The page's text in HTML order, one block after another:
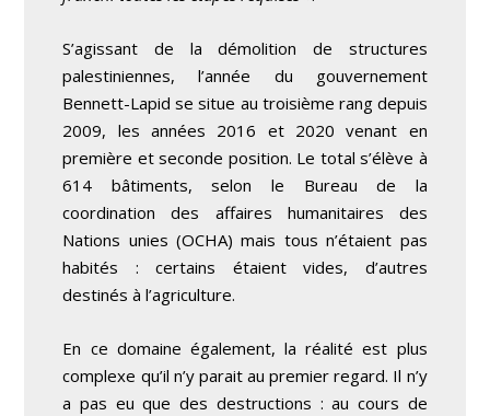
S’agissant de la démolition de structures
palestiniennes, l’année du gouvernement
Bennett-Lapid se situe au troisième rang depuis
2009, les années 2016 et 2020 venant en
première et seconde position. Le total s’élève à
614 bâtiments, selon le Bureau de la
coordination des affaires humanitaires des
Nations unies (OCHA) mais tous n’étaient pas
habités : certains étaient vides, d’autres
destinés à l’agriculture.
En ce domaine également, la réalité est plus
complexe qu’il n’y parait au premier regard. Il n’y
a pas eu que des destructions : au cours de